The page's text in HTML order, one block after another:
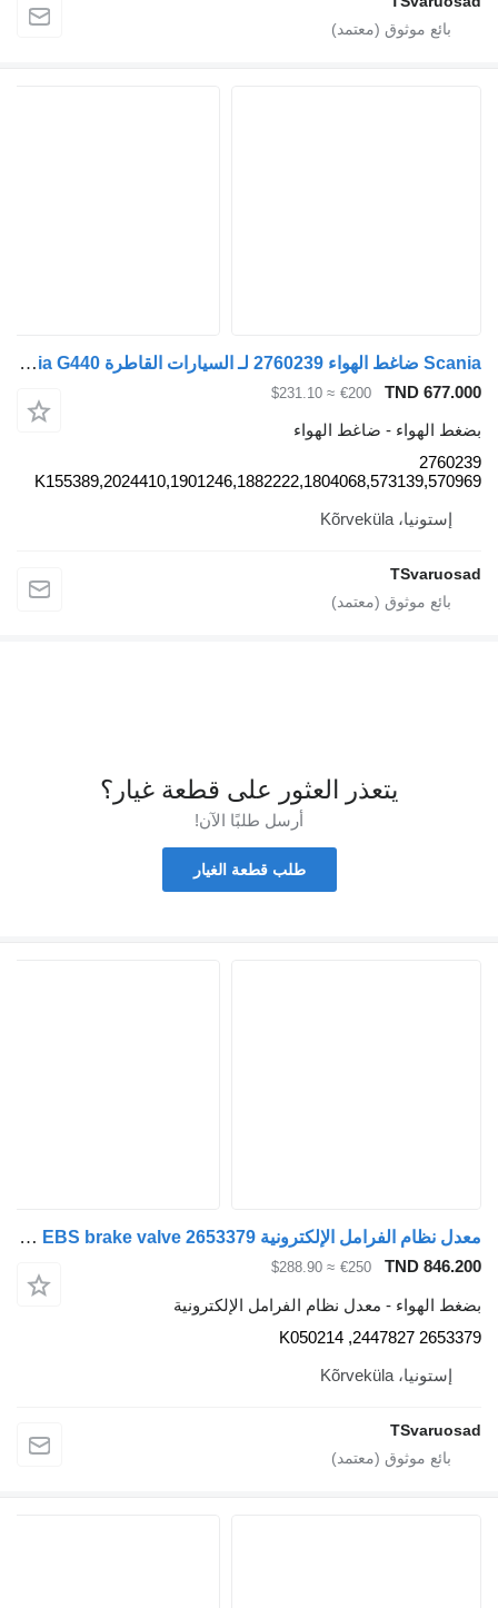
Scania ضاغط الهواء 2760239 لـ السيارات القاطرة Scania G440
TND
€200
≈ $231.10
الهواء - ضاغط الهواء
إستونيا، Kõrveküla
يتعذر العثور على قطعة غيار؟
أرسل طلبًا الآن!
طلب قطعة الغيار
معدل نظام الفرامل الإلكترونية Scania EBS brake valve 2653379 لـ السيارات القاطرة Scania G400
TND
€250
≈ $288.90
الهواء - معدل نظام الفرامل الإلكترونية
2653379 2447827,
إستونيا، Kõrveküla